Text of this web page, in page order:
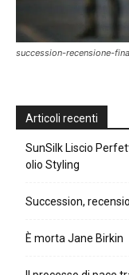
succession-recensione-
Articoli recenti
SunSilk Liscio
olio Styling
Succession,
È morta Jane Birkin